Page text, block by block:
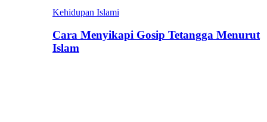
Kehidupan Islami
Cara Menyikapi Gosip Tetangga Menurut
Islam